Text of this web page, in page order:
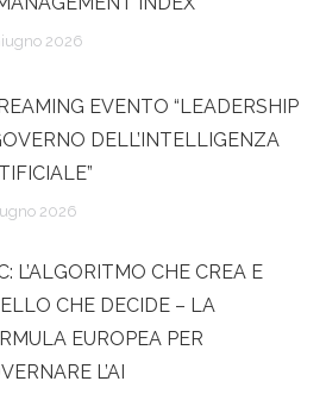
2026
EVENTO “LEADERSHIP
DELL’INTELLIGENZA
2026
L’ALGORITMO CHE CREA E
CHE DECIDE – LA
EUROPEA PER
L’AI